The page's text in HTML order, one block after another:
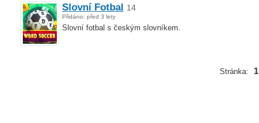
Slovní Fotbal 14
Přidáno: před 3 lety
Slovní fotbal s českým slovníkem.
Stránka: 1